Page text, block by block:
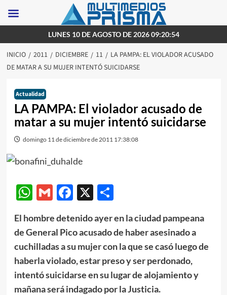
al
contenido
LUNES 10 DE AGOSTO DE 2026 09:20:54
INICIO 2011 DICIEMBRE 11
LA PAMPA: EL VIOLADOR ACUSADO
DE MATAR A SU MUJER INTENTÓ SUICIDARSE
Actualidad
LA PAMPA: El violador acusado de
matar a su mujer intentó suicidarse
domingo 11 de diciembre de 2011 17:38:08
WhatsApp
GmailFacebook
X Compartir
El hombre detenido ayer en la ciudad pampeana
de General Pico acusado de haber asesinado a
cuchilladas a su mujer con la que se casó luego de
haberla violado, estar preso y ser perdonado,
intentó suicidarse en su lugar de alojamiento y
mañana será indagado por la Justicia.